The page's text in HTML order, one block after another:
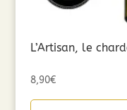
L’Artisan, le
8,90€